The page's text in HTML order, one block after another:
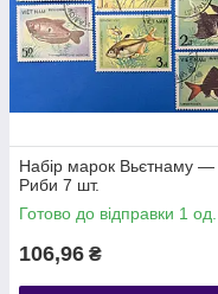
Набір марок Вьєтнаму —
Риби 7 шт.
Готово до відправки 1 од.
106,96 ₴